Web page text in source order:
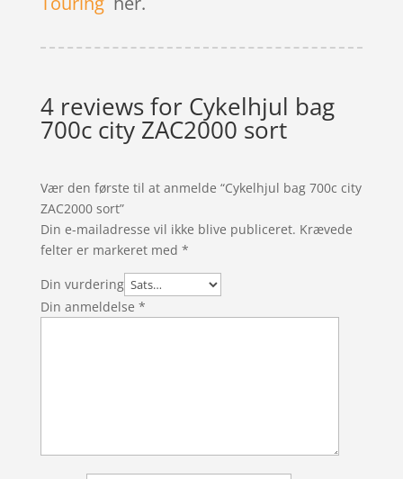
4 reviews for Cykelhjul bag
700c city ZAC2000 sort
Vær den første til at anmelde “Cykelhjul bag 700c city
ZAC2000 sort”
Din e-mailadresse vil ikke blive publiceret. Krævede
felter er markeret med *
Din vurdering
Din anmeldelse *